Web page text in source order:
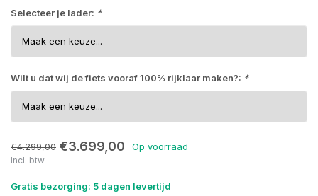
Selecteer je lader: *
Wilt u dat wij de fiets vooraf 100% rijklaar maken?: *
€4.299,00 €3.699,00 Op voorraad
Incl. btw
Gratis bezorging: 5 dagen levertijd